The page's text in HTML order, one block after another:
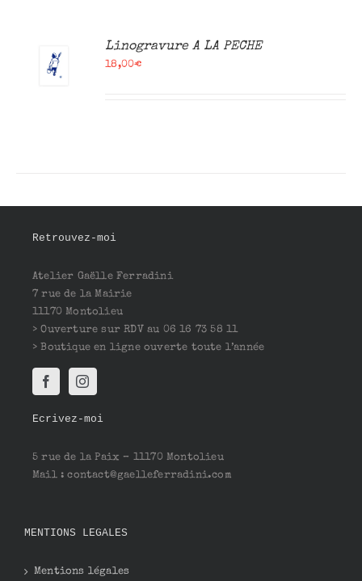
Linogravure A LA PECHE
18,00€
Retrouvez-moi
Atelier Gaëlle Ferradini
7 rue de la Mairie
11170 Montolieu
> Ouverture sur RDV au 06 16 73 58 11
> Boutique en ligne ouverte toute l’année
Ecrivez-moi
5 rue de la Paix – 11170 Montolieu
Mail : contact@gaelleferradini.com
MENTIONS LEGALES
Mentions légales